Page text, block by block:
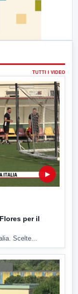
TUTTI I VIDEO
▶
per il
Scelte...